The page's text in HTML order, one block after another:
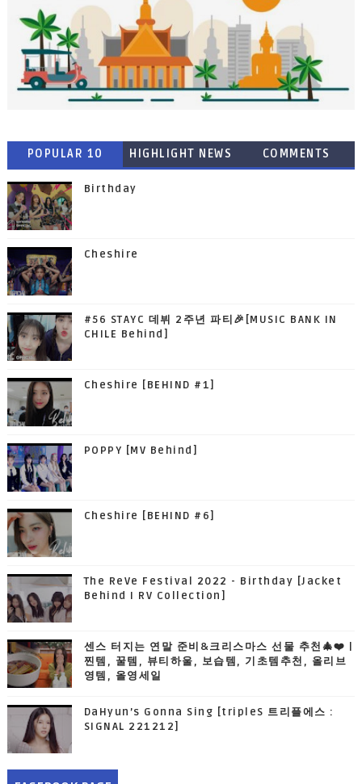
POPULAR 10 HIGHLIGHT NEWS COMMENTS
Birthday
Cheshire
#56 STAYC 데뷔 2주년 파티🎉[MUSIC BANK IN
CHILE Behind]
Cheshire [BEHIND #1]
POPPY [MV Behind]
Cheshire [BEHIND #6]
The ReVe Festival 2022 - Birthday [Jacket
Behind I RV Collection]
센스 터지는 연말 준비&크리스마스 선물 추천🎄❤️ |
찐템, 꿀템, 뷰티하울, 보습템, 기초템추천, 올리브
영템, 올영세일
DaHyun’s Gonna Sing [tripleS 트리플에스 :
SIGNAL 221212]